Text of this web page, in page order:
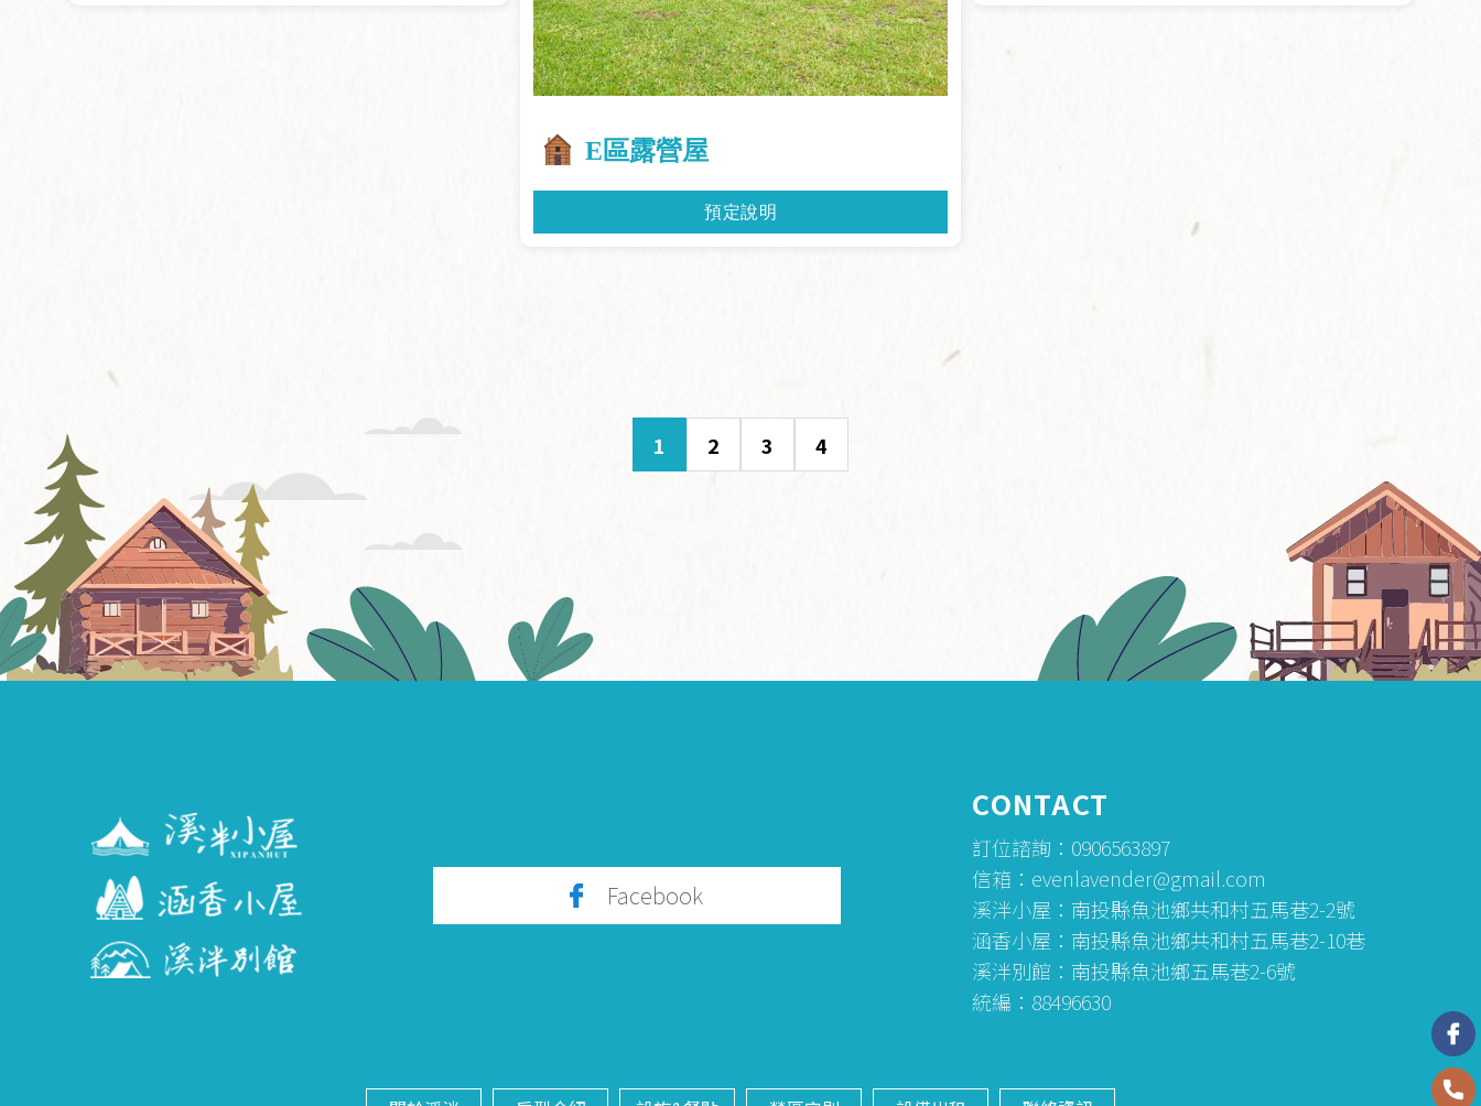
E區露營屋
預定說明
1 2 3 4
Facebook
CONTACT
訂位諮詢：0906563897
信箱：evenlavender@gmail.com
溪泮小屋：南投縣魚池鄉共和村五馬巷2-2號
涵香小屋：南投縣魚池鄉共和村五馬巷2-10巷
溪泮別館：南投縣魚池鄉五馬巷2-6號
統編：88496630